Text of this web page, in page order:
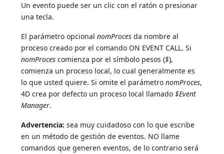
Un evento puede ser un clic con el ratón o presionar
una tecla.
El parámetro opcionalnomProces da nombre al
proceso creado por el comando ON EVENT CALL. Si
nomProces comienza por el símbolo pesos ($),
comienza un proceso local, lo cual generalmente es
lo que usted quiere. Si omite el parámetronomProces,
4D crea por defecto un proceso local llamado$Event
Manager.
Advertencia: sea muy cuidadoso con lo que escribe
en un método de gestión de eventos. NO llame
comandos que generen eventos, de lo contrario será